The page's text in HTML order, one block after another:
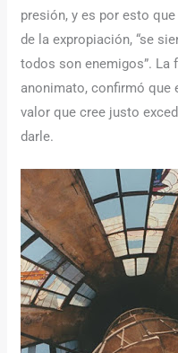
presión, y es por esto
de la expropiación, “se
todos son enemigos”. La
anonimato, confirmó que
valor que cree justo
darle.